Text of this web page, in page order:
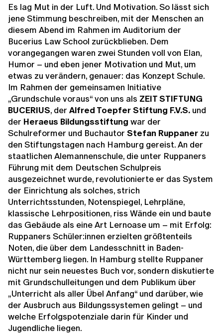
Es lag Mut in der Luft. Und Motivation. So lässt sich
jene Stimmung beschreiben, mit der Menschen an
diesem Abend im Rahmen im Auditorium der
Bucerius Law School zurückblieben. Dem
vorangegangen waren zwei Stunden voll von Elan,
Humor – und eben jener Motivation und Mut, um
etwas zu verändern, genauer: das Konzept Schule.
Im Rahmen der gemeinsamen Initiative
„Grundschule voraus“ von uns als ZEIT STIFTUNG
BUCERIUS, der Alfred Toepfer Stiftung F.V.S. und
der Heraeus Bildungsstiftung war der
Schulreformer und Buchautor Stefan Ruppaner zu
den Stiftungstagen nach Hamburg gereist. An der
staatlichen Alemannenschule, die unter Ruppaners
Führung mit dem Deutschen Schulpreis
ausgezeichnet wurde, revolutionierte er das System
der Einrichtung als solches, strich
Unterrichtsstunden, Notenspiegel, Lehrpläne,
klassische Lehrpositionen, riss Wände ein und baute
das Gebäude als eine Art Lernoase um – mit Erfolg:
Ruppaners Schüler:innen erzielten größtenteils
Noten, die über dem Landesschnitt in Baden-
Württemberg liegen. In Hamburg stellte Ruppaner
nicht nur sein neuestes Buch vor, sondern diskutierte
mit Grundschulleitungen und dem Publikum über
„Unterricht als aller Übel Anfang“ und darüber, wie
der Ausbruch aus Bildungssystemen gelingt – und
welche Erfolgspotenziale darin für Kinder und
Jugendliche liegen.